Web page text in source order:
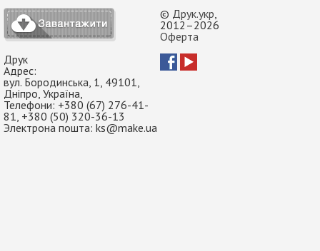
© Друк.укр,
2012–2026
Оферта
Друк
Адрес:
вул. Бородинська, 1, 49101,
Дніпро, Україна,
Телефони: +380 (67) 276-41-
81, +380 (50) 320-36-13
Электрона пошта: ks@make.ua